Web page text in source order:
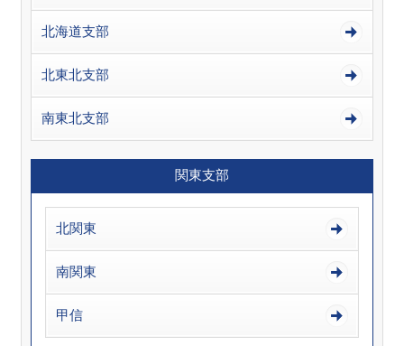
北海道支部
北東北支部
南東北支部
関東支部
北関東
南関東
甲信